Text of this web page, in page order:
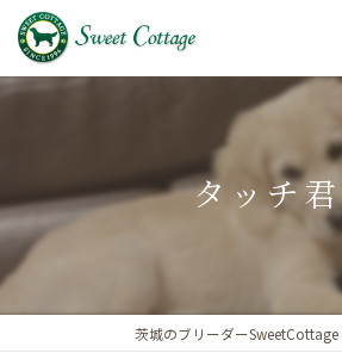
タッチ君
茨城のブリーダーSweetCottage